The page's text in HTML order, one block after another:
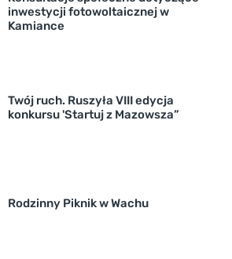
inwestycji fotowoltaicznej w
Kamiance
Twój ruch. Ruszyła VIII edycja
konkursu 'Startuj z Mazowsza”
Rodzinny Piknik w Wachu